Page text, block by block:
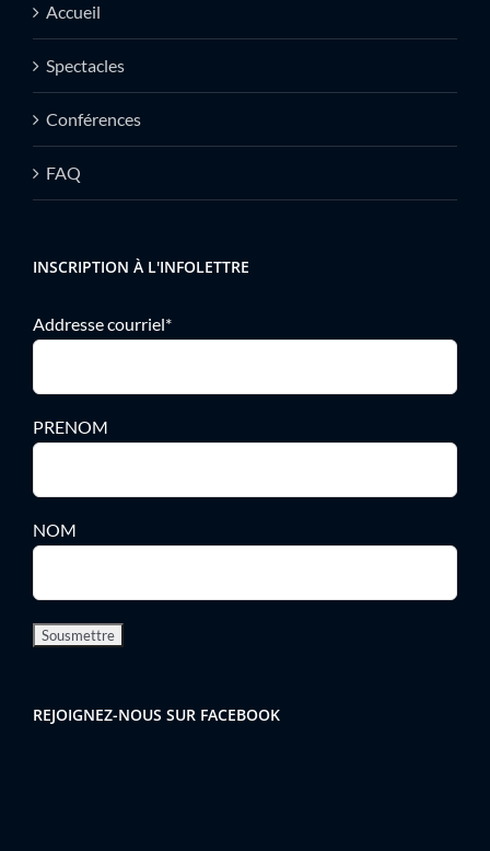
Accueil
Spectacles
Conférences
FAQ
INSCRIPTION À L'INFOLETTRE
Addresse courriel*
PRENOM
NOM
REJOIGNEZ-NOUS SUR FACEBOOK